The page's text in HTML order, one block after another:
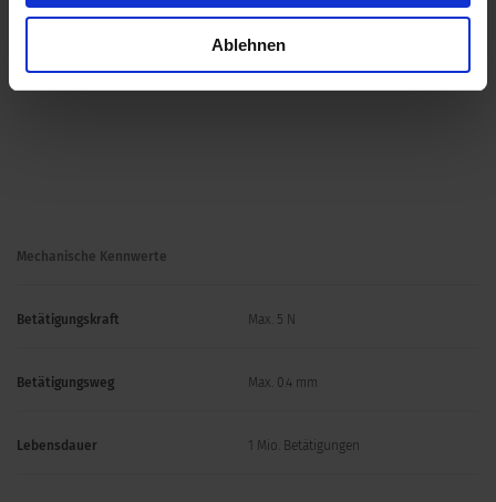
Ablehnen
Mechanische Kennwerte
Betätigungskraft Max. 5 N
Betätigungsweg Max. 0.4 mm
Lebensdauer 1 Mio. Betätigungen